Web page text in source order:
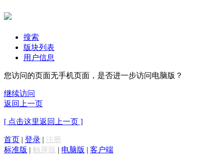
搜索
版块列表
用户信息
您访问的页面无手机页面，是否进一步访问电脑版？
继续访问
返回上一页
[ 点击这里返回上一页 ]
首页 | 登录 | 注册
标准版 | 触屏版 | 电脑版 | 客户端